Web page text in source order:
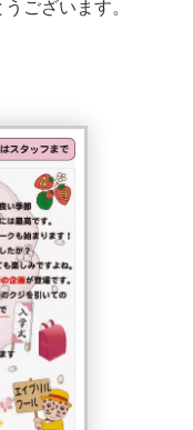
ございます。